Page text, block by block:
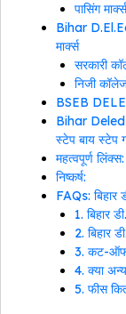
पासिंग
Bihar
मार्क्स
सरकारी
निजी
BSEB
Bihar
स्टेप बाय स्टेप
महत्वपूर्ण लिंक्स:
निष्कर्ष:
FAQs:
1. बिहार
2. बिहार
3. कट-
4. क्या
5. फीस